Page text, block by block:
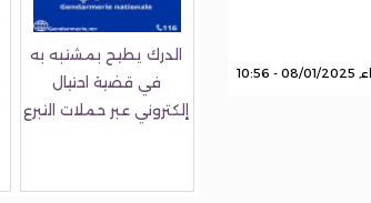
10:56
الدرك يطيح بمشتبه به
في قضية احتيال
إلكتروني عبر حملات التبرع